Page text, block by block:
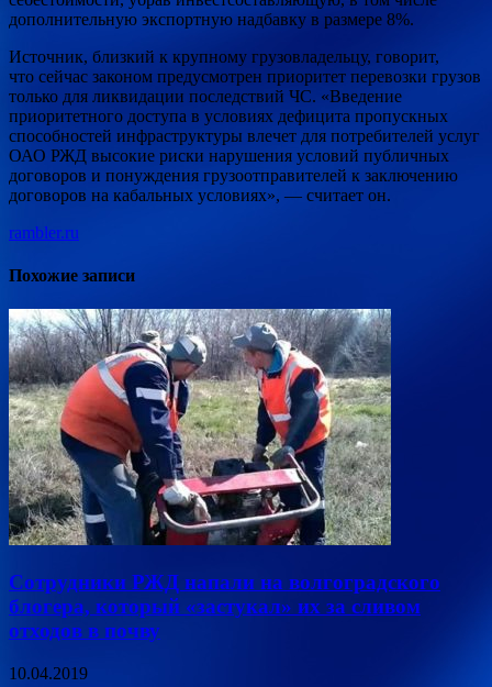
дополнительную экспортную надбавку в размере 8%.
Источник, близкий к крупному грузовладельцу, говорит,
что сейчас законом предусмотрен приоритет перевозки грузов
только для ликвидации последствий ЧС. «Введение
приоритетного доступа в условиях дефицита пропускных
способностей инфраструктуры влечет для потребителей услуг
ОАО РЖД высокие риски нарушения условий публичных
договоров и понуждения грузоотправителей к заключению
договоров на кабальных условиях», — считает он.
rambler.ru
Похожие записи
Сотрудники РЖД напали на волгоградского
блогера, который «застукал» их за сливом
отходов в почву
10.04.2019